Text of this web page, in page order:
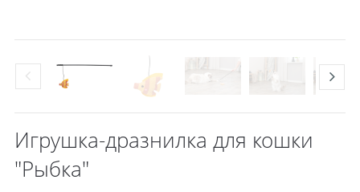
Игрушка-дразнилка для кошки
"Рыбка"